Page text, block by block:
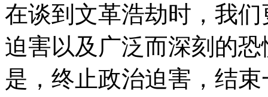
在谈到文革浩劫时，我
迫害以及广泛而深刻的
是，终止政治迫害，结